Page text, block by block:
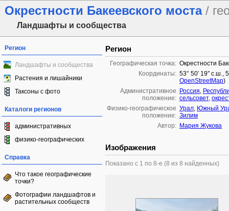
Окрестности Бакеевского моста /
Ландшафты и сообщества
Регион
Ландшафты и сообщества
Растения и лишайники
Таксоны с фото
Каталоги регионов
административных
физико-географических
Справка
Что такое географические
точки?
Фотографии ландшафтов и
растительных сообществ
Регион
Географическая точка: Окрестности
Координаты: 53° 50′ 19″ с.ш.,
OpenStreetMap)
Административное
положение:
Россия,
сельсовет,
Физико-географическое
положение:
Урал, Южный
Зилим
Автор: Мария Жукова
Изображения
Показано с 1 по 8-е (8 из 8 найденных)